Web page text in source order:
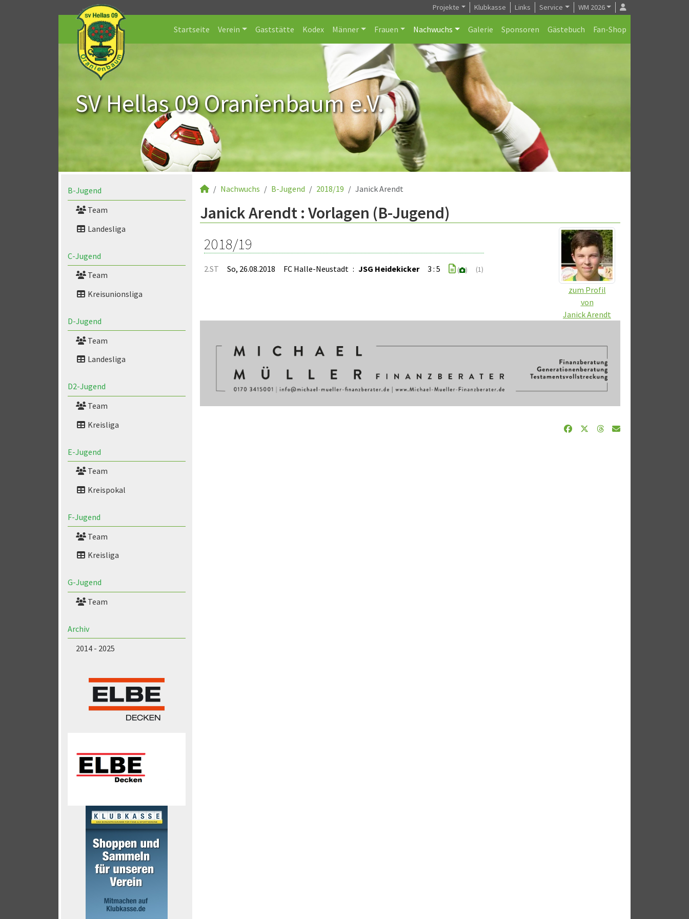
Projekte Klubkasse Links Service WM 2026
Startseite Verein Gaststätte Kodex Männer Frauen Nachwuchs Galerie Sponsoren Gästebuch Fan-Shop
SV Hellas 09 Oranienbaum e.V.
B-Jugend
Team
Landesliga
C-Jugend
Team
Kreisunionsliga
D-Jugend
Team
Landesliga
D2-Jugend
Team
Kreisliga
E-Jugend
Team
Kreispokal
F-Jugend
Team
Kreisliga
G-Jugend
Team
Archiv
2014 - 2025
Nachwuchs B-Jugend 2018/19 Janick Arendt
Janick Arendt : Vorlagen (B-Jugend)
zum Profil
von
Janick Arendt
2018/19
2.ST So, 26.08.2018 FC Halle-Neustadt : JSG Heidekicker 3 : 5 ( ) (1)